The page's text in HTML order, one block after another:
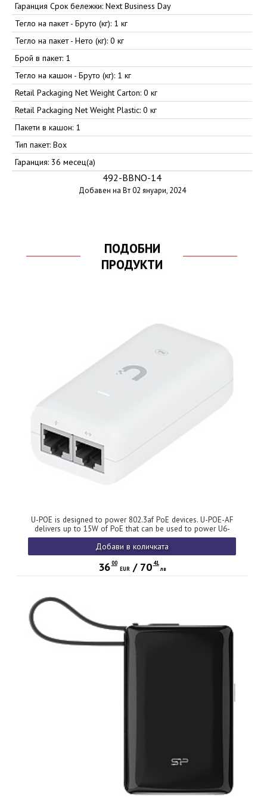
Гаранция Срок бележки: Next Business Day
Тегло на пакет - Бруто (кг): 1 кг
Тегло на пакет - Нето (кг): 0 кг
Брой в пакет: 1
Тегло на кашон - Бруто (кг): 1 кг
Retail Packaging Net Weight Carton: 0 кг
Retail Packaging Net Weight Plastic: 0 кг
Пакети в кашон: 1
Тип пакет: Box
Гаранция: 36 месец(а)
492-BBNO-14
Добавен на Вт 02 януари, 2024
ПОДОБНИ
ПРОДУКТИ
U-POE is designed to power 802.3af PoE devices. U-POE-AF
delivers up to 15W of PoE that can be used to power U6-
Lite-EU and other 802.3af devices, while also protecting
against electrical surges (ESD)
Добави в количката
36 00
EUR/ 70 41
лв